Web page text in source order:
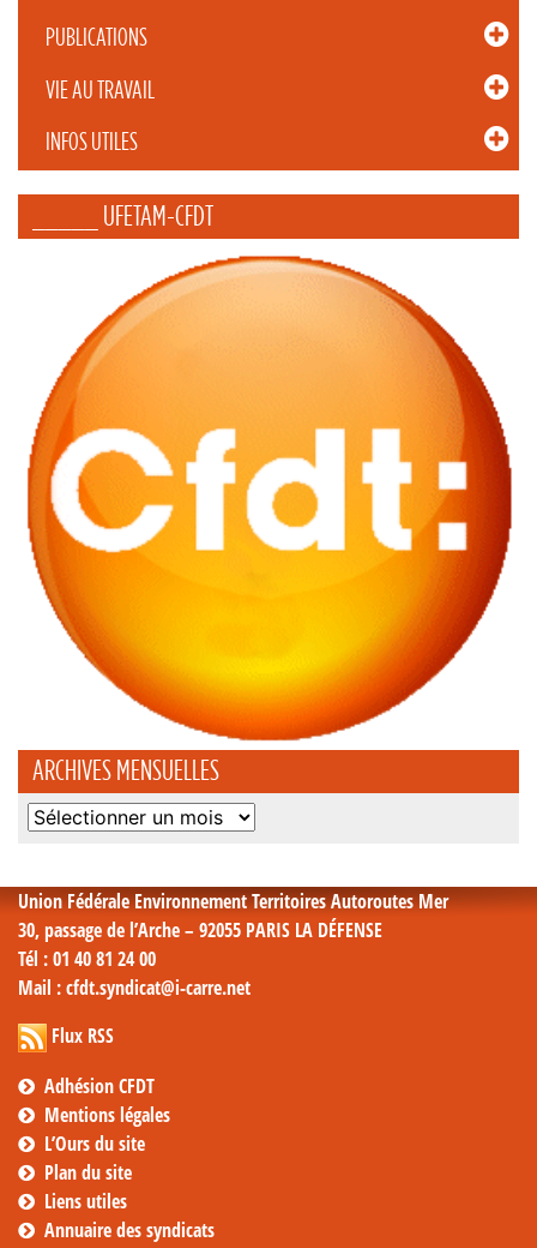
PUBLICATIONS
VIE AU TRAVAIL
INFOS UTILES
_____ UFETAM-CFDT
ARCHIVES MENSUELLES
Archives
Union Fédérale Environnement Territoires Autoroutes Mer
30, passage de l’Arche – 92055 PARIS LA DÉFENSE
Tél : 01 40 81 24 00
Mail : cfdt.syndicat@i-carre.net
Flux RSS
Adhésion CFDT
Mentions légales
L’Ours du site
Plan du site
Liens utiles
Annuaire des syndicats